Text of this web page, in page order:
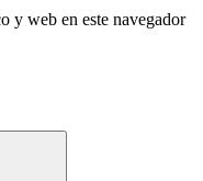
y web en este navegador